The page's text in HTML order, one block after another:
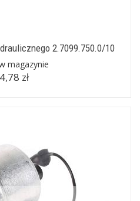
2.7099.750.0/10
magazynie
zł